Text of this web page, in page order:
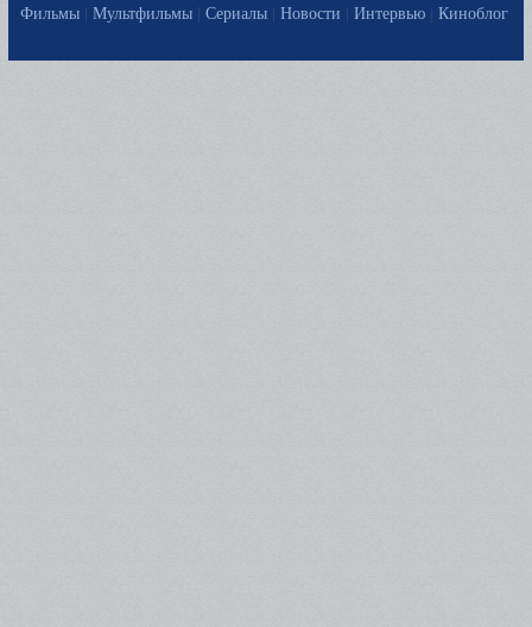
Фильмы
Мультфильмы Сериалы Новости Интервью Киноблог